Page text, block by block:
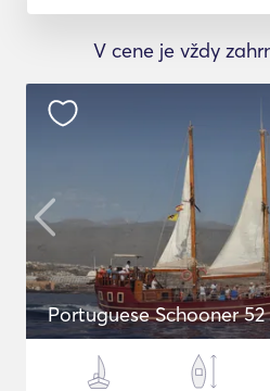
V cene je vždy
Portuguese Schooner 52